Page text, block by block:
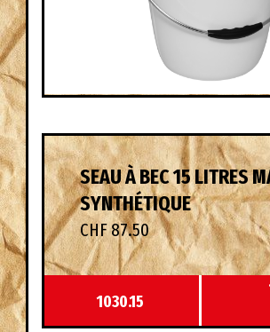
SEAU À BEC 15 LITRES
SYNTHÉTIQUE
CHF 87.50
1030.15